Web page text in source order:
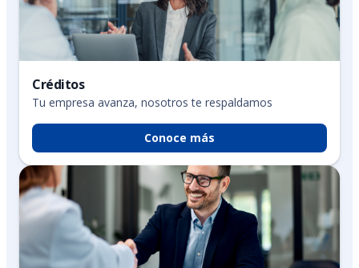
Créditos
Tu empresa avanza, nosotros te respaldamos
Conoce más